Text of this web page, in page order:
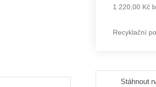
1 220,00 Kč
Recyklační
Stáhnout